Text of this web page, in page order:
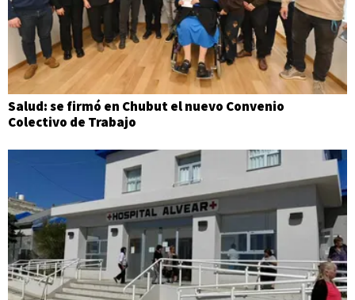
Salud: se firmó en Chubut el nuevo Convenio
Colectivo de Trabajo